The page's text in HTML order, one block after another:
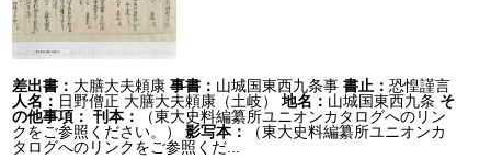
差出書： 大膳大夫頼康 事書： 山城国東西九条事書止：恐惶謹言
人名： 日野僧正 大膳大夫頼康（土岐） 地名： 山城国東西九条 そ
の他事項： 刊本：
（東大史料編纂所ユニオンカタログへのリン
クをご参照ください。）
影写本：
（東大史料編纂所ユニオンカ
タログへのリンクをご参照くだ...